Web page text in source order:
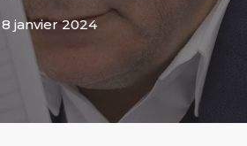
8 janvier 2024